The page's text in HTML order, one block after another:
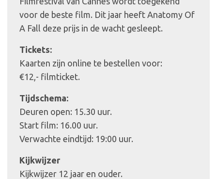
voor de beste film. Dit jaar heeft Anatomy Of
A Fall deze prijs in de wacht gesleept.
Tickets:
Kaarten zijn online te bestellen voor:
€12,- filmticket.
Tijdschema:
Deuren open: 15.30 uur.
Start film: 16.00 uur.
Verwachte eindtijd: 19:00 uur.
Kijkwijzer
Kijkwijzer 12 jaar en ouder.